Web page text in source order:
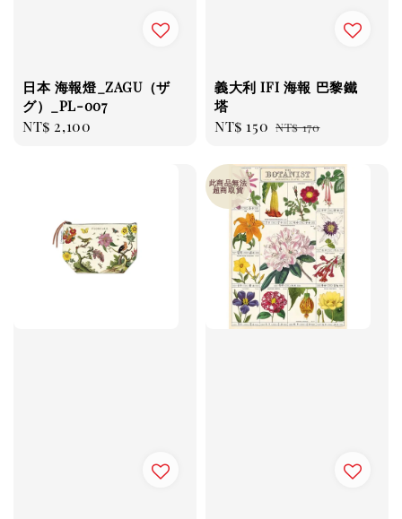
日本 海報燈_ZAGU（ザ
グ）_PL-007
Regular
NT$ 2,100
義大利 IFI 海報 巴黎鐵
塔
Sale
NT$ 150 Regular
NT$ 170
此商品無法
超商取貨